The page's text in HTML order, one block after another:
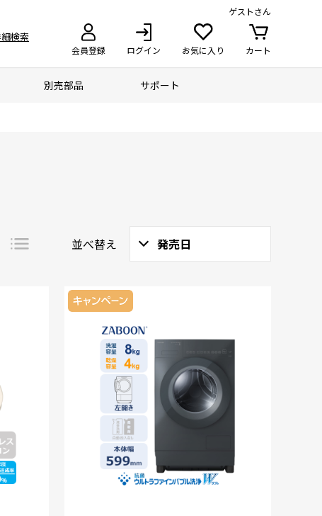
検索
会員登録 ログイン お気に入り カート
ゲストさん
別売部品 サポート
並べ替え 発売日